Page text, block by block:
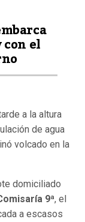
el
a la altura
de agua
volcado en la
domiciliado
9ª, el
a escasos